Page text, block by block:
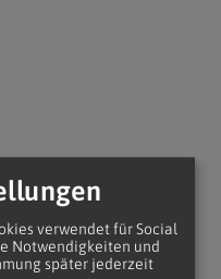
verwendet für Social
Notwendigkeiten und
später jederzeit